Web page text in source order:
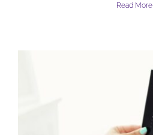
Read More